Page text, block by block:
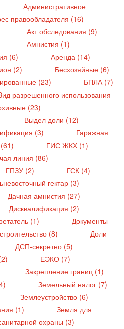
Административное
правообладателя (16)
Акт обследования (9)
Амнистия (1)
(6)
Аренда (14)
(2)
Бесхозяйные (6)
(23)
БПЛА (7)
разрешенного использования
(23)
Выдел доли (12)
(3)
Гаражная
ГИС ЖКХ (1)
линия (86)
ГПЗУ (2)
ГСК (4)
гектар (3)
Дачная амнистия (27)
Дисквалификация (2)
(1)
Документы
(8)
Доли
ДСП-секретно (5)
ЕЭКО (7)
Закрепление границ (1)
Земельный налог (7)
Землеустройство (6)
(1)
Земля для
охраны (3)